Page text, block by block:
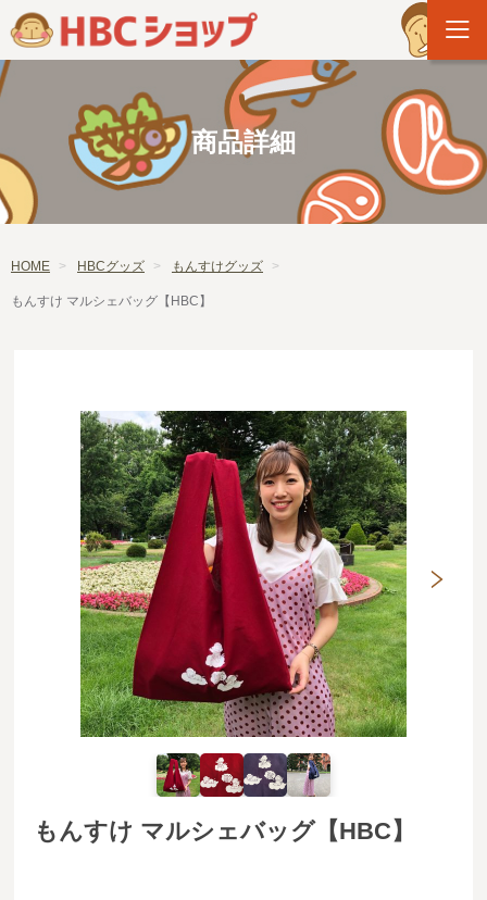
商品詳細
HOME HBCグッズ もんすけグッズ
もんすけ マルシェバッグ【HBC】
もんすけ マルシェバッグ【HBC】